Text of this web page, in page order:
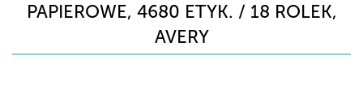
PAPIEROWE, 4680 ETYK. / 18 ROLEK,
AVERY